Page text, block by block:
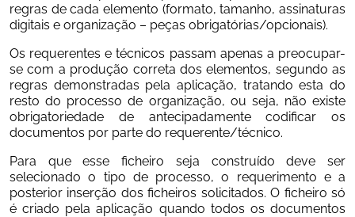
regras de cada elemento (formato, tamanho, assinaturas
digitais e organização – peças obrigatórias/opcionais).
Os requerentes e técnicos passam apenas a preocupar-
se com a produção correta dos elementos, segundo as
regras demonstradas pela aplicação, tratando esta do
resto do processo de organização, ou seja, não existe
obrigatoriedade de antecipadamente codificar os
documentos por parte do requerente/técnico.
Para que esse ficheiro seja construído deve ser
selecionado o tipo de processo, o requerimento e a
posterior inserção dos ficheiros solicitados. O ficheiro só
é criado pela aplicação quando todos os documentos